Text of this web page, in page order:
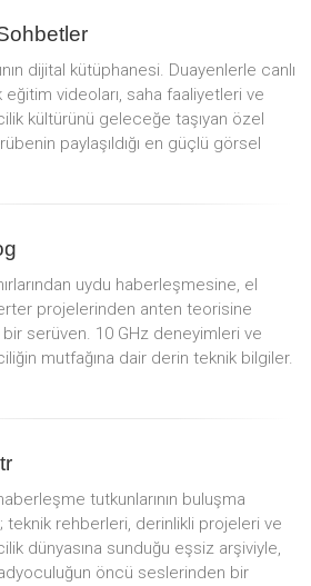
dijital kütüphanesi. Duayenlerle canlı
eğitim videoları, saha faaliyetleri ve
kültürünü geleceğe taşıyan özel
paylaşıldığı en güçlü görsel
uydu haberleşmesine, el
projelerinden anten teorisine
serüven. 10 GHz deneyimleri ve
mutfağına dair derin teknik bilgiler.
tutkunlarının buluşma
teknik rehberleri, derinlikli projeleri ve
dünyasına sunduğu eşsiz arşiviyle,
öncü seslerinden bir